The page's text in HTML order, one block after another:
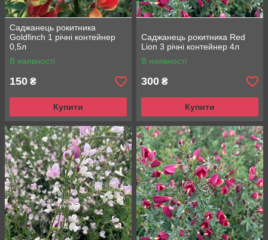
Саджанець рокитника
Goldfinch 1 річні контейнер
0,5л
В наявності
150 ₴
Купити
Саджанець рокитника Red
Lion 3 річні контейнер 4л
В наявності
300 ₴
Купити